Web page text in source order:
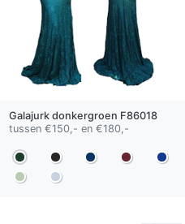
Galajurk donkergroen F86018
tussen €150,- en €180,-